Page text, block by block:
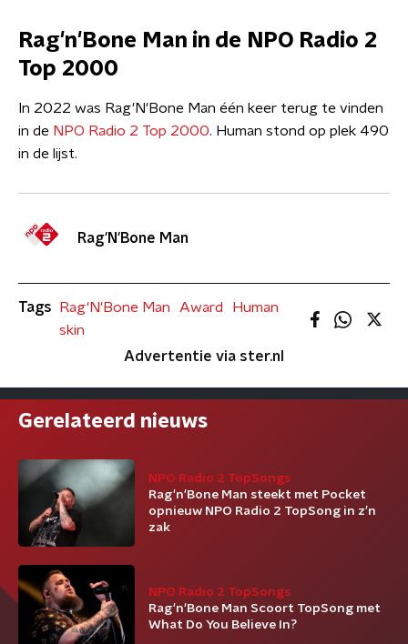
Rag'n'Bone Man in de NPO Radio 2
Top 2000
In 2022 was Rag'N'Bone Man één keer terug te vinden
in de NPO Radio 2 Top 2000. Human stond op plek 490
in de lijst.
Rag'N'Bone Man
Tags Rag'N'Bone Man Award
Human
skin
Advertentie via ster.nl
Gerelateerd nieuws
NPO Radio 2 TopSongs
Rag'n'Bone Man steekt met Pocket
opnieuw NPO Radio 2 TopSong in z’n
zak
NPO Radio 2 TopSongs
Rag'n'Bone Man Scoort TopSong met
What Do You Believe In?